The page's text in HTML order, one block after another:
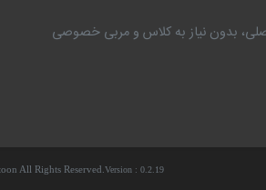
بدون نیاز به کلاس و مربی خصوصی
All Rights Reserved. Version : 0.2.19